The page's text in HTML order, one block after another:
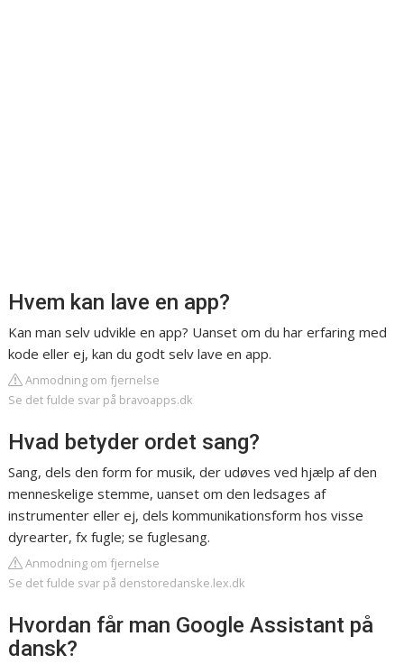
Hvem kan lave en app?
Kan man selv udvikle en app? Uanset om du har erfaring med
kode eller ej, kan du godt selv lave en app.
Anmodning om fjernelse
Se det fulde svar på bravoapps.dk
Hvad betyder ordet sang?
Sang, dels den form for musik, der udøves ved hjælp af den
menneskelige stemme, uanset om den ledsages af
instrumenter eller ej, dels kommunikationsform hos visse
dyrearter, fx fugle; se fuglesang.
Anmodning om fjernelse
Se det fulde svar på denstoredanske.lex.dk
Hvordan får man Google Assistant på
dansk?